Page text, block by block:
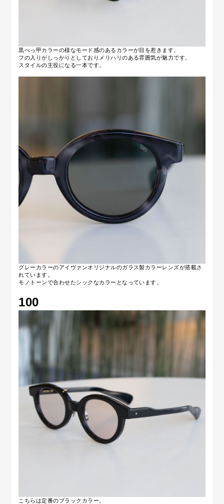
黒べっ甲カラーの様なモード感のあるカラーが目を惹きます。
フの入りがしっかりとしておりメリハリのある雰囲気が魅力です。
スタイルの主役になる一本です。
グレーカラーのアイヴァンオリジナルのガラス製カラーレンズが搭載さ
れています。
モノトーンで合わせたシックなカラーとなっています。
100
こちらは定番のブラックカラー。